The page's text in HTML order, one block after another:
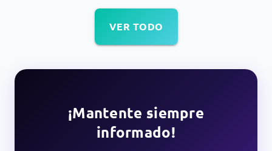
VER TODO
¡Mantente siempre
informado!